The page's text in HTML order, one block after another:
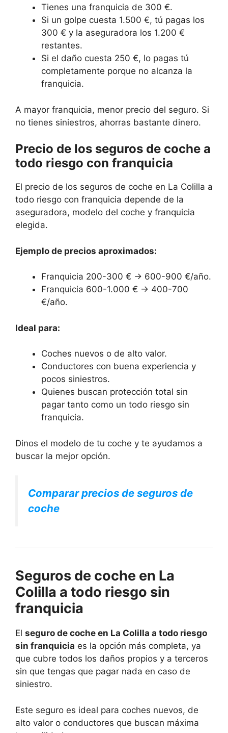
Tienes una franquicia de 300 €.
Si un golpe cuesta 1.500 €, tú pagas los
300 € y la aseguradora los 1.200 €
restantes.
Si el daño cuesta 250 €, lo pagas tú
completamente porque no alcanza la
franquicia.
A mayor franquicia, menor precio del seguro. Si
no tienes siniestros, ahorras bastante dinero.
Precio de los seguros de coche a
todo riesgo con franquicia
El precio de los seguros de coche en La Colilla a
todo riesgo con franquicia depende de la
aseguradora, modelo del coche y franquicia
elegida.
Ejemplo de precios aproximados:
Franquicia 200-300 € → 600-900 €/año.
Franquicia 600-1.000 € → 400-700
€/año.
Ideal para:
Coches nuevos o de alto valor.
Conductores con buena experiencia y
pocos siniestros.
Quienes buscan protección total sin
pagar tanto como un todo riesgo sin
franquicia.
Dinos el modelo de tu coche y te ayudamos a
buscar la mejor opción.
Comparar precios de seguros de
coche
Seguros de coche en La
Colilla a todo riesgo sin
franquicia
El seguro de coche en La Colilla a todo riesgo
sin franquicia es la opción más completa, ya
que cubre todos los daños propios y a terceros
sin que tengas que pagar nada en caso de
siniestro.
Este seguro es ideal para coches nuevos, de
alto valor o conductores que buscan máxima